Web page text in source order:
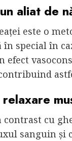
aliat de
este o
în special în
efect
cu
sanguin și